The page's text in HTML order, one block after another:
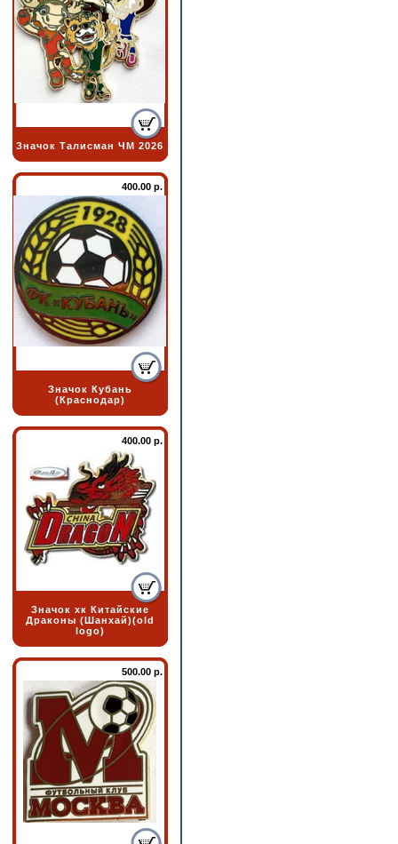
Значок Талисман ЧМ 2026
400.00 р.
Значок Кубань
(Краснодар)
400.00 р.
Значок хк Китайские
Драконы (Шанхай)(old
logo)
500.00 р.